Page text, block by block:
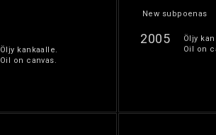
Öljy kankaalle.
Oil on canvas.
New subpoenas
2005
Öljy
Oil on